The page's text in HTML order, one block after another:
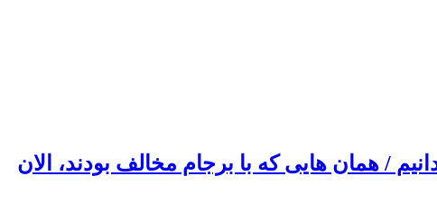
/ همان هایی که با برجام مخالف بودند، الان